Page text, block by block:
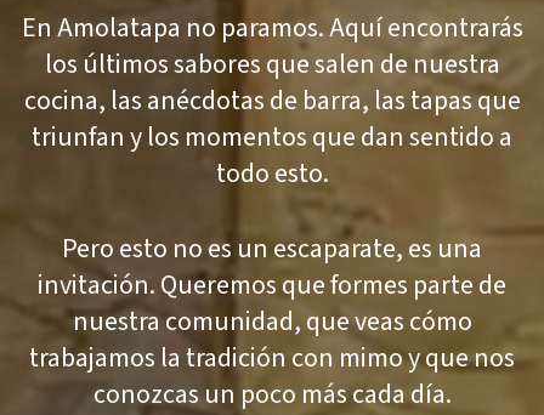
En Amolatapa no paramos. Aquí encontrarás
los últimos sabores que salen de nuestra
cocina, las anécdotas de barra, las tapas que
triunfan y los momentos que dan sentido a
todo esto.
Pero esto no es un escaparate, es una
invitación. Queremos que formes parte de
nuestra comunidad, que veas cómo
trabajamos la tradición con mimo y que nos
conozcas un poco más cada día.